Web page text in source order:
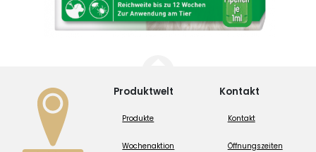
Produktwelt
Produkte
Wochenaktion
Kontakt
Kontakt
Öffnungszeiten